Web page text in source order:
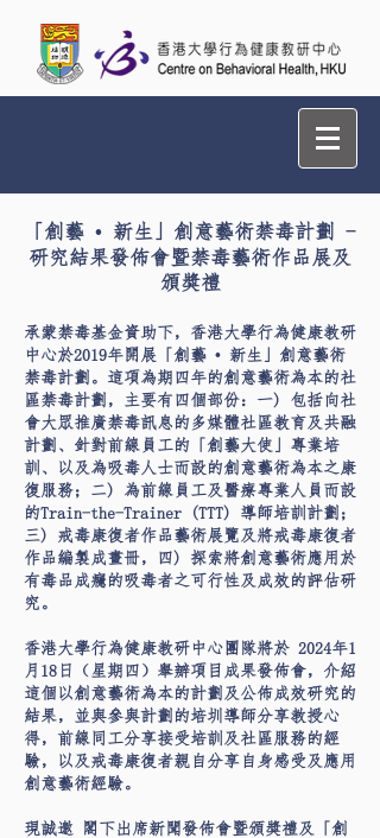
「創藝 • 新生
」創意藝術禁毒計劃 -
研究結果發佈會暨禁毒藝術作品展及
頒獎禮
承蒙禁毒基金資助下，香港大學行為健康教研
中心於2019年開展「 創藝 • 新生
」創意藝術
禁毒計劃。這項為期四年的創意藝術為本的社
區禁毒計劃，主要有四個部份： 一) 包括向社
會大眾推廣禁毒訊息的多媒體社區教育及共融
計劃、針對前線員工的「創藝大使」專業培
訓、以及為吸毒人士而設的創意藝術為本之康
復服務；二) 為前線員工及醫療專業人員而設
的Train-the-Trainer (TTT) 導師培訓計劃；
三) 戒毒康復者作品藝術展覽及將戒毒康復者
作品編製成畫冊，四) 探索將創意藝術應用於
有毒品成癮的吸毒者之可行性及成效的評估研
究。
香港大學行為健康教研中心團隊將於 2024年1
月18日（星期四）舉辧項目成果發佈會，介紹
這個以創意藝術為本的計劃及公佈成效研究的
結果，並與參與計劃的培圳導師分享教授心
得，前線同工分享接受培訓及社區服務的經
驗，以及戒毒康復者親自分享自身感受及應用
創意藝術經驗。
現誠邀 閣下出席新聞發佈會暨頒獎禮及「 創